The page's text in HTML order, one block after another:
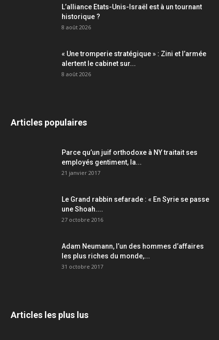
L’alliance Etats-Unis-Israël est à un tournant
historique ?
8 août 2026
« Une tromperie stratégique » : Zini et l’armée
alertent le cabinet sur...
8 août 2026
Articles populaires
Parce qu’un juif orthodoxe à NY traitait ses
employés gentiment, la...
21 janvier 2017
Le Grand rabbin sefarade : « En Syrie se passe
une Shoah....
27 octobre 2016
Adam Neumann, l’un des hommes d’affaires
les plus riches du monde,...
31 octobre 2017
Articles les plus lus